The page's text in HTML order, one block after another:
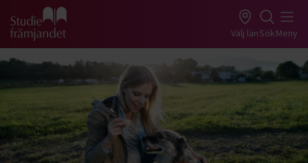
Gå till studiefrämjandets startsida Välj länSökMeny